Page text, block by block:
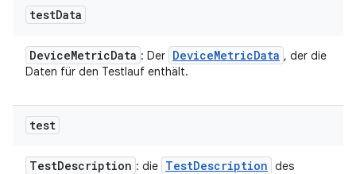
testData
DeviceMetricData : Der DeviceMetricData , der die
Daten für den Testlauf enthält.
test
TestDescription : die TestDescription des